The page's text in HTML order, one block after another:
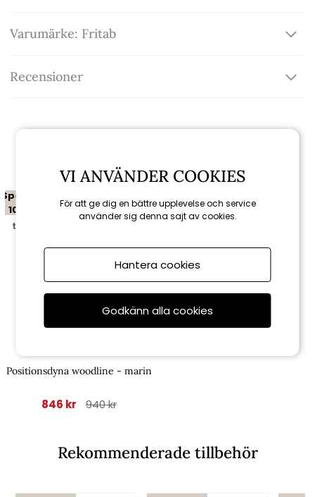
Varumärke: Fritab
Recensioner
Spara
10%
till 16/8
Positionsdyna woodline - marin
846 kr 940 kr
Rekommenderade tillbehör
VI ANVÄNDER COOKIES
För att ge dig en bättre upplevelse och service
använder sig denna sajt av cookies.
Hantera cookies
Godkänn alla cookies